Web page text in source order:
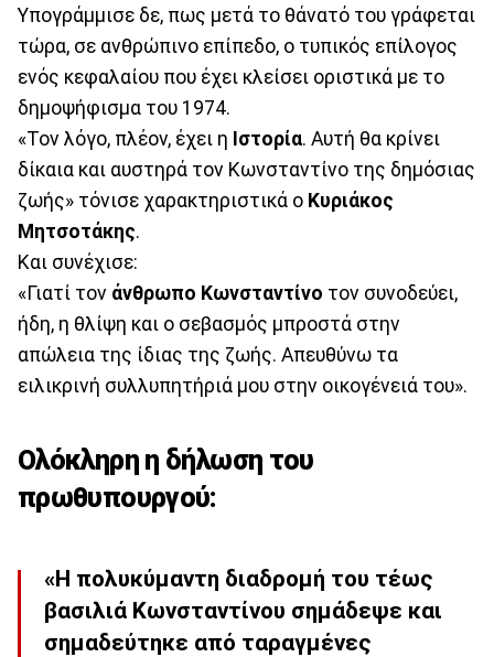
Υπογράμμισε δε, πως μετά το θάνατό του γράφεται
τώρα, σε ανθρώπινο επίπεδο, ο τυπικός επίλογος
ενός κεφαλαίου που έχει κλείσει οριστικά με το
δημοψήφισμα του 1974.
«Τον λόγο, πλέον, έχει η Ιστορία. Αυτή θα κρίνει
δίκαια και αυστηρά τον Κωνσταντίνο της δημόσιας
ζωής» τόνισε χαρακτηριστικά ο Κυριάκος
Μητσοτάκης.
Και συνέχισε:
«Γιατί τον άνθρωπο Κωνσταντίνο τον συνοδεύει,
ήδη, η θλίψη και ο σεβασμός μπροστά στην
απώλεια της ίδιας της ζωής. Απευθύνω τα
ειλικρινή συλλυπητήριά μου στην οικογένειά του».
Ολόκληρη η δήλωση του
πρωθυπουργού:
«Η πολυκύμαντη διαδρομή του τέως
βασιλιά Κωνσταντίνου σημάδεψε και
σημαδεύτηκε από ταραγμένες